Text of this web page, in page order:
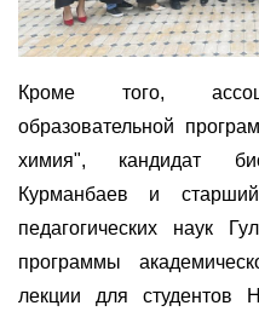
Кроме того,
образовательной
химия", кандидат
Курманбаев и
педагогических наук
программы
лекции для студентов